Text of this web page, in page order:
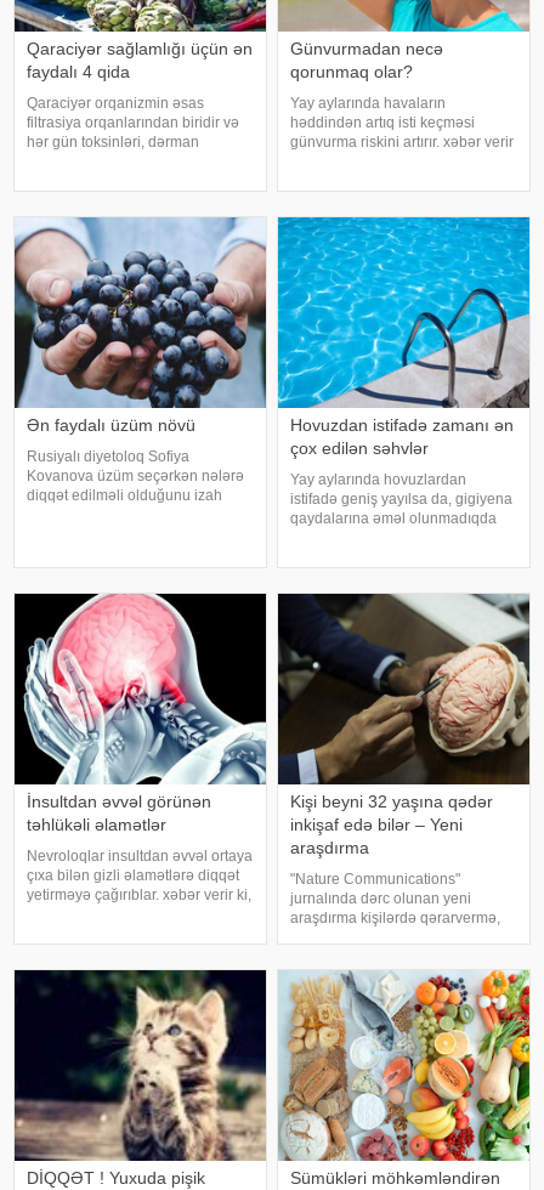
Qaraciyər sağlamlığı üçün ən
faydalı 4 qida
Qaraciyər orqanizmin əsas
filtrasiya orqanlarından biridir və
hər gün toksinləri, dərman
federal ekspert onkologiya
klinikalar
Günvurmadan necə
qorunmaq olar?
Yay aylarında havaların
həddindən artıq isti keçməsi
günvurma riskini artırır. xəbər verir
diqqətli olmalıdırlar.
Günvurmadan qorunma
Ən faydalı üzüm növü
Rusiyalı diyetoloq Sofiya
Kovanova üzüm seçərkən nələrə
diqqət edilməli olduğunu izah
rəngdə olan üzüm sortlar
Hovuzdan istifadə zamanı ən
çox edilən səhvlər
Yay aylarında hovuzlardan
istifadə geniş yayılsa da, gigiyena
qaydalarına əməl olunmadıqda
sonra duş qəbul etmək, hovuz
kənarınd
İnsultdan əvvəl görünən
təhlükəli əlamətlər
Nevroloqlar insultdan əvvəl ortaya
çıxa bilən gizli əlamətlərə diqqət
yetirməyə çağırıblar. xəbər verir ki,
verə bilər. Lakin b
Kişi beyni 32 yaşına qədər
inkişaf edə bilər – Yeni
araşdırma
"Nature Communications"
jurnalında dərc olunan yeni
araşdırma kişilərdə qərarvermə,
olan beyin nahiyələrinin orta
hesabla 32 yaşına qədər inkişa
DİQQƏT ! Yuxuda pişik
Sümükləri möhkəmləndirən